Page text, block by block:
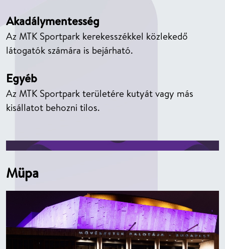
Akadálymentesség
Az MTK Sportpark kerekesszékkel közlekedő
látogatók számára is bejárható.
Egyéb
Az MTK Sportpark területére kutyát vagy más
kisállatot behozni tilos.
Müpa